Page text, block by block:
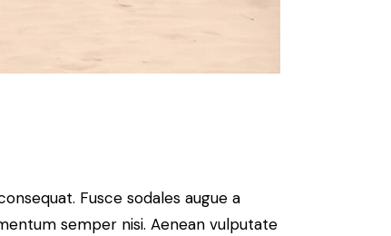
Fusce sodales augue a
semper nisi. Aenean vulputate